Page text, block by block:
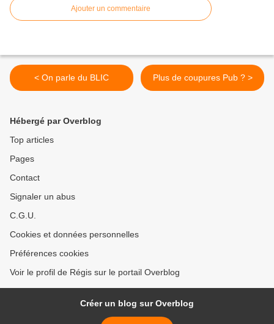
Ajouter un commentaire
< On parle du BLIC Plus de coupures Pub ? >
Hébergé par Overblog
Top articles
Pages
Contact
Signaler un abus
C.G.U.
Cookies et données personnelles
Préférences cookies
Voir le profil de Régis sur le portail Overblog
Créer un blog sur Overblog